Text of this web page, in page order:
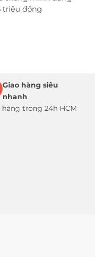
triệu đồng
Giao hàng siêu
nhanh
hàng trong 24h HCM